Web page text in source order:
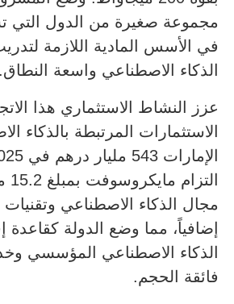
مجموعة صغيرة من الدول التي
في الأسس المادية اللازمة
الذكاء الاصطناعي واسعة النطاق.
عزز النشاط الاستثماري هذا
الاستثمارات المرتبطة بالذكاء
مجال الذكاء الاصطناعي
إضافياً، مما وضع الدولة كقاعدة
الذكاء الاصطناعي المؤسسي
فائقة الحجم.